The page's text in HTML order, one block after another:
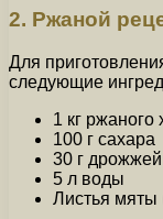
2. Ржаной
Для
следующие
1 кг ржаного
100 г сахара
30 г дрожжей
5 л воды
Листья мяты